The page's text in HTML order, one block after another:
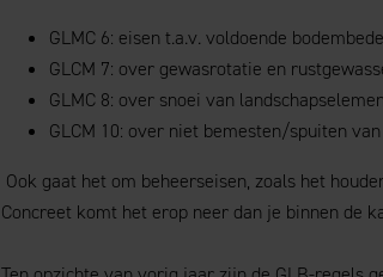
GLMC 6: eisen t.a.v. voldoende
GLCM 7: over gewasrotatie en
GLMC 8: over snoei van
GLCM 10: over niet bemesten/spuiten
Ook gaat het om beheerseisen, zoals het
Concreet komt het erop neer dan je binnen de